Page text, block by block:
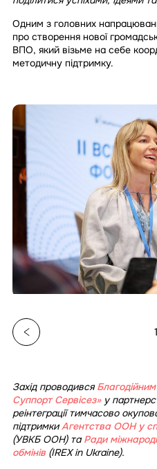
Одним з головних
про створення нової
ВПО, який візьме на себе
методичну підтримку.
1
Захід проводився
Суппорт Сервісез»у
реінтеграції тимчасово
підтримкиАгентства ООН у
(УВКБ ООН) таРади
обмінів (IREX in Ukraine).